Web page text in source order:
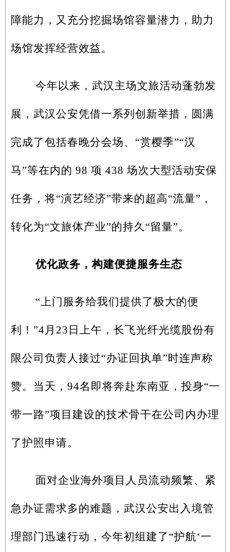
障能力，又充分挖掘场馆容量潜力，助力
场馆发挥经营效益。
今年以来，武汉主场文旅活动蓬勃发
展，武汉公安凭借一系列创新举措，圆满
完成了包括春晚分会场、“赏樱季”“汉
马”等在内的 98 项 438 场次大型活动安保
任务，将“演艺经济”带来的超高“流量”，
转化为“文旅体产业”的持久“留量”。
优化政务，构建便捷服务生态
“上门服务给我们提供了极大的便
利！”4月23日上午，长飞光纤光缆股份有
限公司负责人接过“办证回执单”时连声称
赞。当天，94名即将奔赴东南亚，投身“一
带一路”项目建设的技术骨干在公司内办理
了护照申请。
面对企业海外项目人员流动频繁、紧
急办证需求多的难题，武汉公安出入境管
理部门迅速行动，今年初组建了“护航‘一